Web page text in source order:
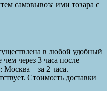
самовывоза ими товара с
в любой удобный
через 3 часа после
Москва – за 2 часа.
Стоимость доставки